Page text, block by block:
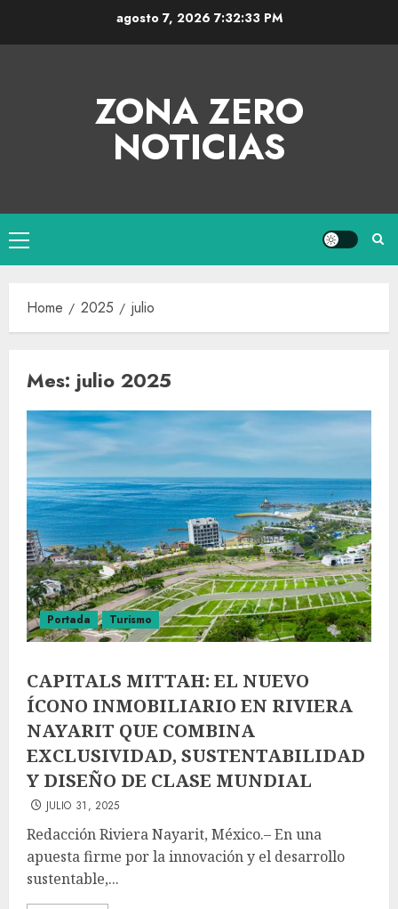
agosto 7, 2026 7:32:34 PM
ZONA ZERO
NOTICIAS
Home 2025 julio
Mes: julio 2025
Portada Turismo
CAPITALS MITTAH: EL NUEVO
ÍCONO INMOBILIARIO EN RIVIERA
NAYARIT QUE COMBINA
EXCLUSIVIDAD, SUSTENTABILIDAD
Y DISEÑO DE CLASE MUNDIAL
JULIO 31, 2025
Redacción Riviera Nayarit, México.– En una
apuesta firme por la innovación y el desarrollo
sustentable,...